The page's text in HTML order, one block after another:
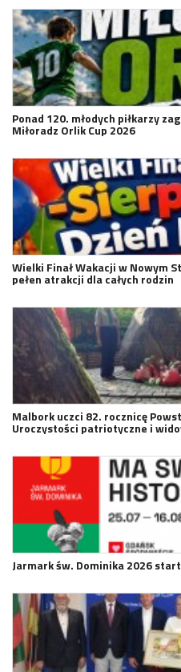
Ponad 120. młodych piłkarzy
Miłoradz Orlik Cup 2026
Wielki Finał Wakacji w Nowym
pełen atrakcji dla całych rodzin
Malbork uczci 82. rocznicę
Uroczystości patriotyczne i
Jarmark św. Dominika 2026